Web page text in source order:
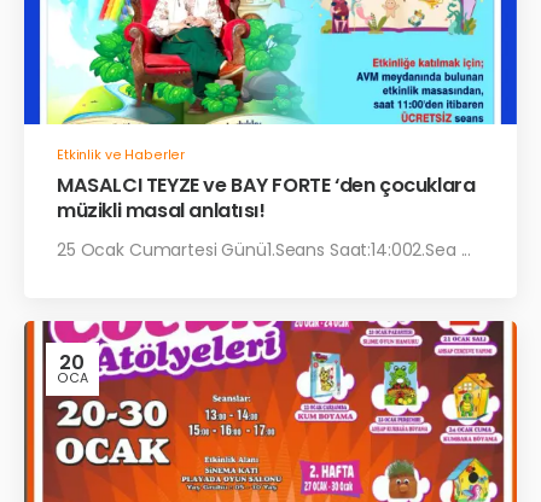
Etkinlik ve Haberler
MASALCI TEYZE ve BAY FORTE ‘den çocuklara
müzikli masal anlatısı!
25 Ocak Cumartesi Günü1.Seans Saat:14:002.Sea ...
20
OCA